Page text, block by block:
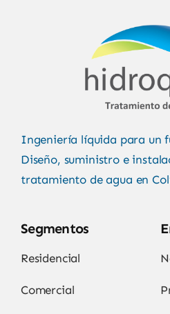
Ingeniería líquida para un
Diseño, suministro e
tratamiento de agua en
Segmentos
Residencial
Comercial